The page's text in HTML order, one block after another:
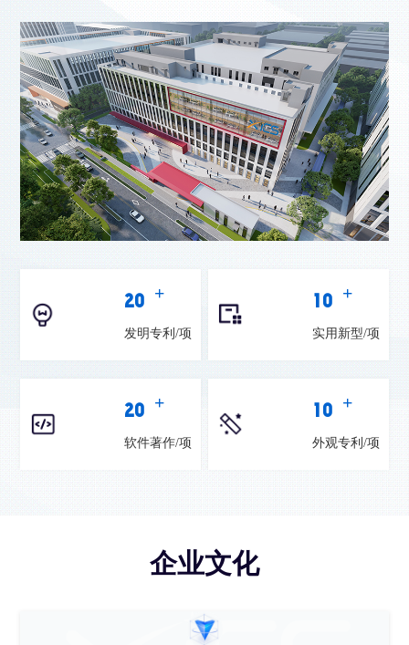
20 +
发明专利/项
10 +
实用新型/项
20 +
软件著作/项
10 +
外观专利/项
企业文化